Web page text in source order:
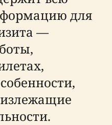
для
—